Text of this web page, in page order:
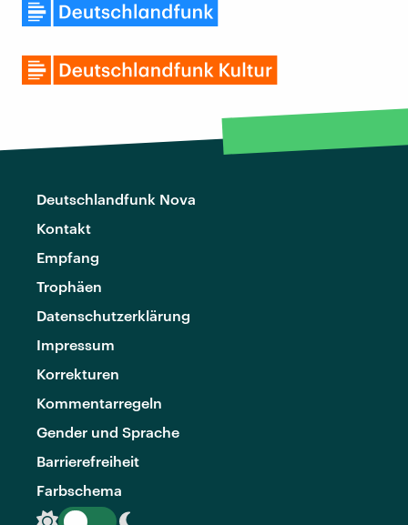
Deutschlandfunk Nova
Kontakt
Empfang
Trophäen
Datenschutzerklärung
Impressum
Korrekturen
Kommentarregeln
Gender und Sprache
Barrierefreiheit
Farbschema